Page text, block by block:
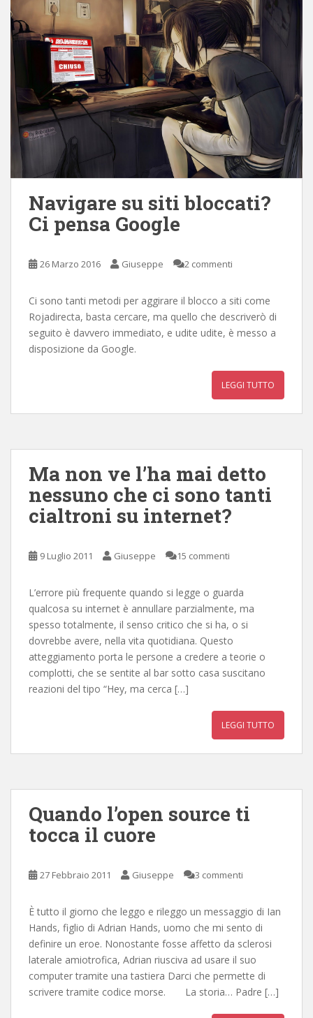
Navigare su siti bloccati?
Ci pensa Google
26 Marzo 2016 Giuseppe 2 commenti
Ci sono tanti metodi per aggirare il blocco a siti come
Rojadirecta, basta cercare, ma quello che descriverò di
seguito è davvero immediato, e udite udite, è messo a
disposizione da Google.
LEGGI TUTTO
Ma non ve l’ha mai detto
nessuno che ci sono tanti
cialtroni su internet?
9 Luglio 2011 Giuseppe 15 commenti
L’errore più frequente quando si legge o guarda
qualcosa su internet è annullare parzialmente, ma
spesso totalmente, il senso critico che si ha, o si
dovrebbe avere, nella vita quotidiana. Questo
atteggiamento porta le persone a credere a teorie o
complotti, che se sentite al bar sotto casa suscitano
reazioni del tipo “Hey, ma cerca […]
LEGGI TUTTO
Quando l’open source ti
tocca il cuore
27 Febbraio 2011 Giuseppe 3 commenti
È tutto il giorno che leggo e rileggo un messaggio di Ian
Hands, figlio di Adrian Hands, uomo che mi sento di
definire un eroe. Nonostante fosse affetto da sclerosi
laterale amiotrofica, Adrian riusciva ad usare il suo
computer tramite una tastiera Darci che permette di
scrivere tramite codice morse. La storia… Padre […]